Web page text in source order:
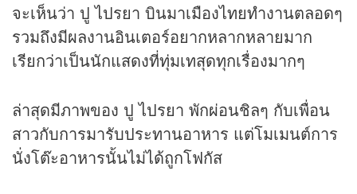
จะเห็นว่า ปู ไปรยา บินมาเมืองไทยทำงานตลอดๆ
รวมถึงมีผลงานอินเตอร์อยากหลากหลายมาก
เรียกว่าเป็นนักแสดงที่ทุ่มเทสุดทุกเรื่องมากๆ
ล่าสุดมีภาพของ ปู ไปรยา พักผ่อนชิลๆ กับเพื่อน
สาวกับการมารับประทานอาหาร แต่โมเมนต์การ
นั่งโต๊ะอาหารนั้นไม่ได้ถูกโฟกัส